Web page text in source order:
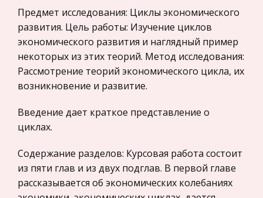
Радиоэлектроника
Медицина
Пищевые продукты
Конституционное (государственное) право
зарубежных стран
Налоги
Жилищное право
Гражданское право
Цены на строительные материалы в Украине в
январе-декабре нынешнего года выросли н
Цемент и его продукты
Основателем завода был московский купец
Пороховщиков. Завод построен на земле,
Землю эту купил подольский голова Ф.С.
Добротворский и перепродал ее
Семейство Куньи
Преобладающее число куньих имеет мелкие и
Предмет исследования: Циклы экономического
развития. Цель работы: Изучение циклов
экономического развития и наглядный пример
некоторых из этих теорий. Метод исследования:
Рассмотрение теорий экономического цикла, их
возникновение и развитие.
Введение дает краткое представление о
циклах.
Содержание разделов: Курсовая работа состоит
из пяти глав и из двух подглав. В первой главе
рассказывается об экономических колебаниях